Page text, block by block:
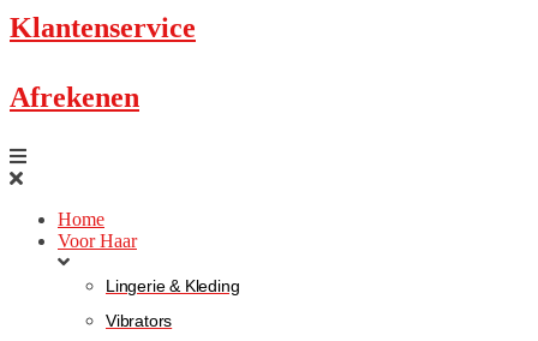
Klantenservice
Afrekenen
Home
Voor Haar
Lingerie & Kleding
Vibrators